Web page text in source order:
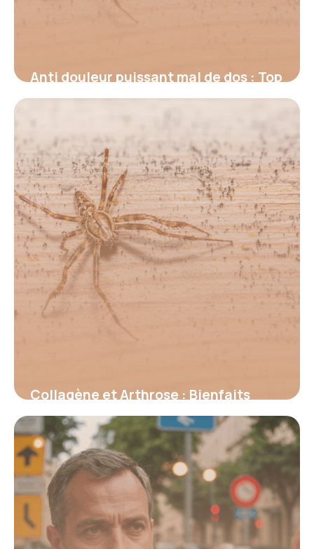
Anti douleur puissant mal de dos : Top
2026
Collagène et Arthrose : Bienfaits
Prouvés 2026
16 juin 2026